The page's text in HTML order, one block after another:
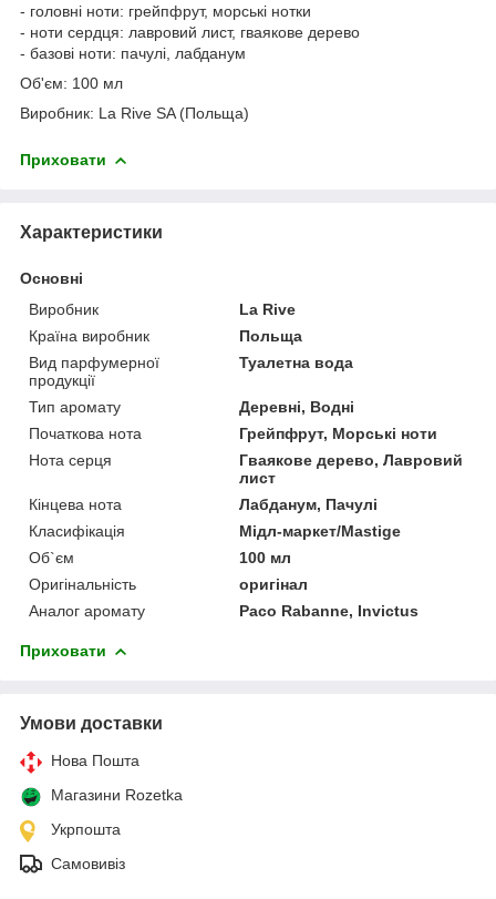
- головні ноти: грейпфрут, морські нотки
- ноти сердця: лавровий лист, гваякове дерево
- базові ноти: пачулі, лабданум
Об'єм: 100 мл
Виробник: La Rive SA (Польща)
Приховати
Характеристики
Основні
Виробник
La Rive
Країна виробник
Польща
Вид парфумерної
продукції
Туалетна вода
Тип аромату
Деревні, Водні
Початкова нота
Грейпфрут, Морські ноти
Нота серця
Гваякове дерево, Лавровий
лист
Кінцева нота
Лабданум, Пачулі
Класифікація
Мідл-маркет/Mastige
Об`єм
100 мл
Оригінальність
оригінал
Аналог аромату
Paco Rabanne, Invictus
Приховати
Умови доставки
Нова Пошта
Магазини Rozetka
Укрпошта
Самовивіз